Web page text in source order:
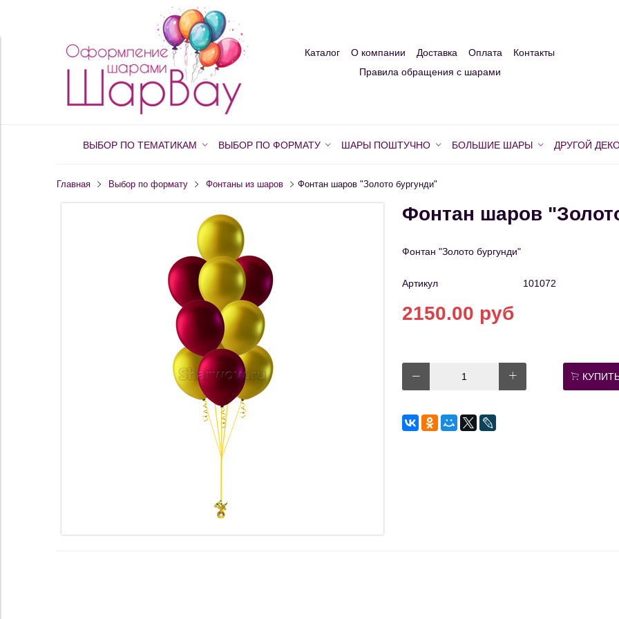
Каталог О компании Доставка Оплата
Контакты
Правила обращения с шарами
ВЫБОР ПО ТЕМАТИКАМ ВЫБОР ПО ФОРМАТУ ШАРЫ ПОШТУЧНО БОЛЬШИЕ ШАРЫ ДРУГОЙ
Главная Выбор по формату Фонтаны из шаров Фонтан шаров "Золото бургунди"
Фонтан шаров
Фонтан "Золото бургунди"
Артикул 101072
2150.00 руб